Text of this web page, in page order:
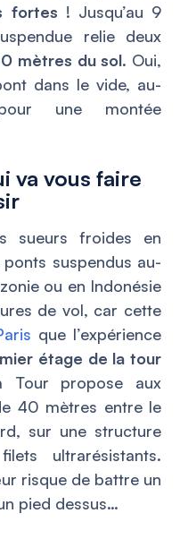
fortes ! Jusqu’au 9
relie deux
mètres du sol. Oui,
dans le vide, au-
une montée
va vous faire
sueurs froides en
suspendus au-
ou en Indonésie
de vol, car cette
que l’expérience
étage de la tour
propose aux
40 mètres entre le
sur une structure
ultrarésistants.
risque de battre un
pied dessus…